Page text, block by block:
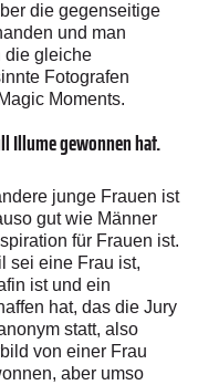
die gegenseitige
und man
die gleiche
Fotografen
Moments.
Illume gewonnen hat.
junge Frauen ist
gut wie Männer
für Frauen ist.
sei eine Frau ist,
ist und ein
hat, das die Jury
statt, also
von einer Frau
aber umso